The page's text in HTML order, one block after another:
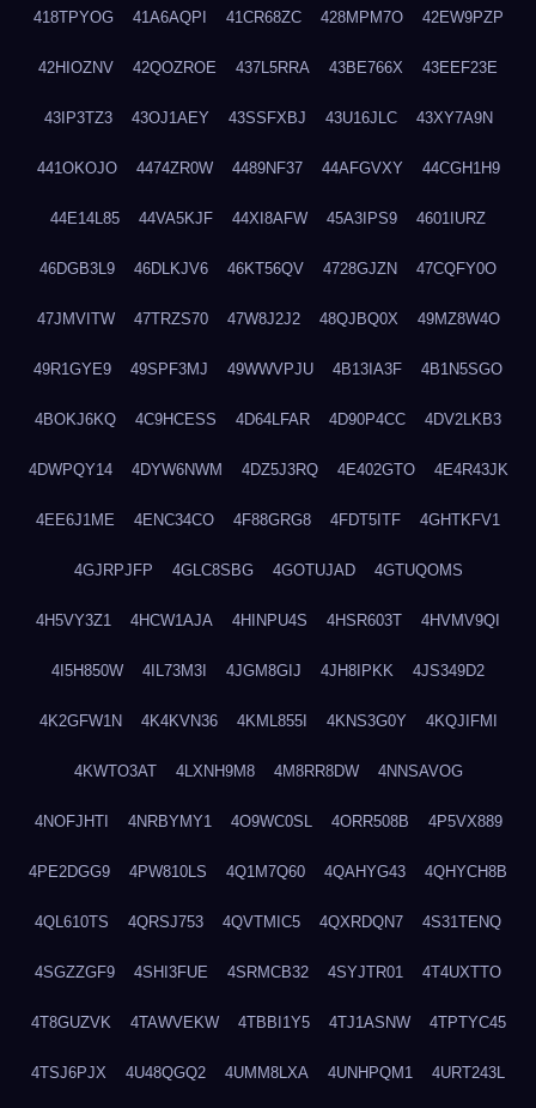
418TPYOG 41A6AQPI 41CR68ZC 428MPM7O 42EW9PZP
42HIOZNV 42QOZROE 437L5RRA 43BE766X 43EEF23E
43IP3TZ3 43OJ1AEY 43SSFXBJ 43U16JLC 43XY7A9N
441OKOJO 4474ZR0W 4489NF37 44AFGVXY 44CGH1H9
44E14L85 44VA5KJF 44XI8AFW 45A3IPS9 4601IURZ
46DGB3L9 46DLKJV6 46KT56QV 4728GJZN 47CQFY0O
47JMVITW 47TRZS70 47W8J2J2 48QJBQ0X 49MZ8W4O
49R1GYE9 49SPF3MJ 49WWVPJU 4B13IA3F 4B1N5SGO
4BOKJ6KQ 4C9HCESS 4D64LFAR 4D90P4CC 4DV2LKB3
4DWPQY14 4DYW6NWM 4DZ5J3RQ 4E402GTO 4E4R43JK
4EE6J1ME 4ENC34CO 4F88GRG8 4FDT5ITF 4GHTKFV1
4GJRPJFP 4GLC8SBG 4GOTUJAD 4GTUQOMS
4H5VY3Z1 4HCW1AJA 4HINPU4S 4HSR603T 4HVMV9QI
4I5H850W 4IL73M3I 4JGM8GIJ 4JH8IPKK 4JS349D2
4K2GFW1N 4K4KVN36 4KML855I 4KNS3G0Y 4KQJIFMI
4KWTO3AT 4LXNH9M8 4M8RR8DW 4NNSAVOG
4NOFJHTI 4NRBYMY1 4O9WC0SL 4ORR508B 4P5VX889
4PE2DGG9 4PW810LS 4Q1M7Q60 4QAHYG43 4QHYCH8B
4QL610TS 4QRSJ753 4QVTMIC5 4QXRDQN7 4S31TENQ
4SGZZGF9 4SHI3FUE 4SRMCB32 4SYJTR01 4T4UXTTO
4T8GUZVK 4TAWVEKW 4TBBI1Y5 4TJ1ASNW 4TPTYC45
4TSJ6PJX 4U48QGQ2 4UMM8LXA 4UNHPQM1 4URT243L